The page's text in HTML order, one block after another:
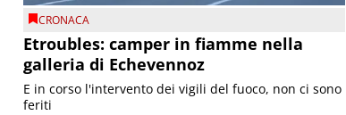
CRONACA
Etroubles: camper in fiamme nella
galleria di Echevennoz
E in corso l'intervento dei vigili del fuoco, non ci sono
feriti